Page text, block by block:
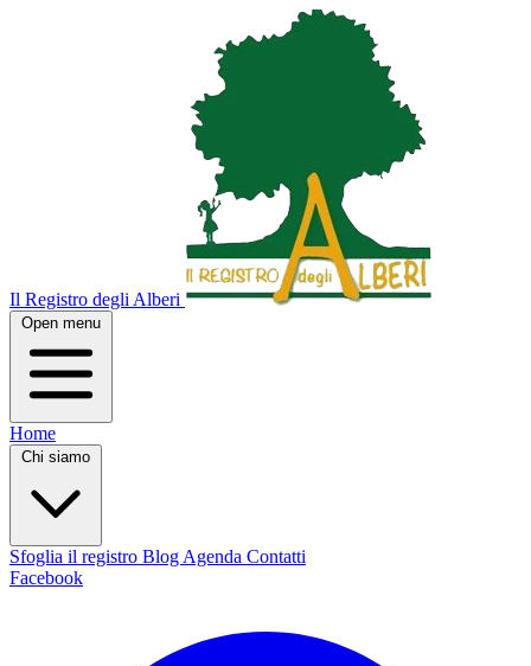
Il Registro degli Alberi
Open menu
Home
Chi siamo
Sfoglia il registro Blog Agenda Contatti
Facebook